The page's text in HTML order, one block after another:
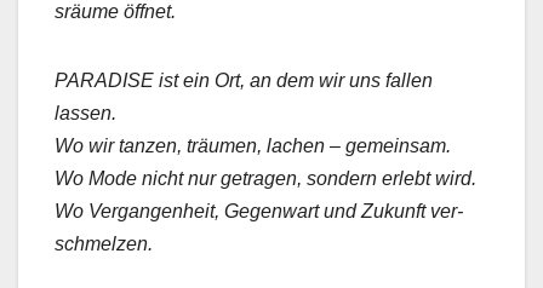
sräume öffnet.
PARADISE ist ein Ort, an dem wir uns fall­en
lassen.
Wo wir tanzen, träu­men, lachen – gemein­sam.
Wo Mode nicht nur getra­gen, son­dern erlebt wird.
Wo Ver­gan­gen­heit, Gegen­wart und Zukun­ft ver­
schmelzen.